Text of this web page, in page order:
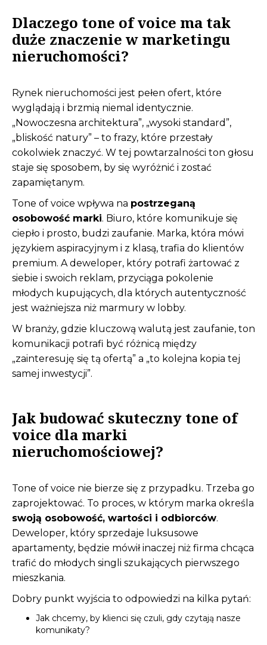
Dlaczego tone of voice ma tak
duże znaczenie w marketingu
nieruchomości?
Rynek nieruchomości jest pełen ofert, które
wyglądają i brzmią niemal identycznie.
„Nowoczesna architektura”, „wysoki standard”,
„bliskość natury” – to frazy, które przestały
cokolwiek znaczyć. W tej powtarzalności ton głosu
staje się sposobem, by się wyróżnić i zostać
zapamiętanym.
Tone of voice wpływa na postrzeganą
osobowość marki. Biuro, które komunikuje się
ciepło i prosto, budzi zaufanie. Marka, która mówi
językiem aspiracyjnym i z klasą, trafia do klientów
premium. A deweloper, który potrafi żartować z
siebie i swoich reklam, przyciąga pokolenie
młodych kupujących, dla których autentyczność
jest ważniejsza niż marmury w lobby.
W branży, gdzie kluczową walutą jest zaufanie, ton
komunikacji potrafi być różnicą między
„zainteresuję się tą ofertą” a „to kolejna kopia tej
samej inwestycji”.
Jak budować skuteczny tone of
voice dla marki
nieruchomościowej?
Tone of voice nie bierze się z przypadku. Trzeba go
zaprojektować. To proces, w którym marka określa
swoją osobowość, wartości i odbiorców.
Deweloper, który sprzedaje luksusowe
apartamenty, będzie mówił inaczej niż firma chcąca
trafić do młodych singli szukających pierwszego
mieszkania.
Dobry punkt wyjścia to odpowiedzi na kilka pytań:
Jak chcemy, by klienci się czuli, gdy czytają nasze
komunikaty?